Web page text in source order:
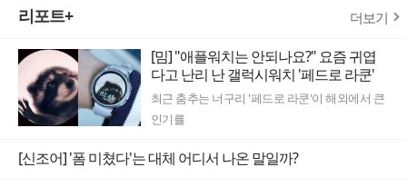
리포트+ 더보기
[밈] "애플워치는 안되나요?" 요즘 귀엽
다고 난리 난 갤럭시워치 '페드로 라쿤'
최근 춤추는 너구리 '페드로 라쿤'이 해외에서 큰
인기를
[신조어] '폼 미쳤다'는 대체 어디서 나온 말일까?